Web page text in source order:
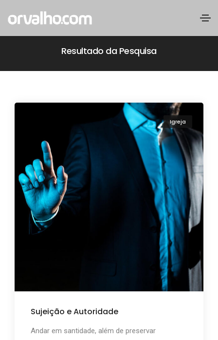
Resultado da Pesquisa
Igreja
Sujeição e Autoridade
Andar em santidade, além de preservar